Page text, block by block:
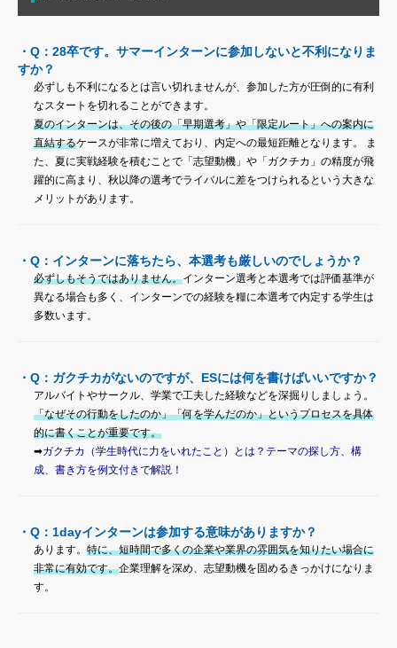
・Q：28卒です。サマーインターンに参加しないと不利になりま
すか？
必ずしも不利になるとは言い切れませんが、参加した方が圧倒的に有利
なスタートを切れることができます。
夏のインターンは、その後の「早期選考」や「限定ルート」への案内に
直結するケースが非常に増えており、内定への最短距離となります。 ま
た、夏に実戦経験を積むことで「志望動機」や「ガクチカ」の精度が飛
躍的に高まり、秋以降の選考でライバルに差をつけられるという大きな
メリットがあります。
・Q：インターンに落ちたら、本選考も厳しいのでしょうか？
必ずしもそうではありません。インターン選考と本選考では評価基準が
異なる場合も多く、インターンでの経験を糧に本選考で内定する学生は
多数います。
・Q：ガクチカがないのですが、ESには何を書けばいいですか？
アルバイトやサークル、学業で工夫した経験などを深掘りしましょう。
「なぜその行動をしたのか」「何を学んだのか」というプロセスを具体
的に書くことが重要です。
➡ガクチカ（学生時代に力をいれたこと）とは？テーマの探し方、構
成、書き方を例文付きで解説！
・Q：1dayインターンは参加する意味がありますか？
あります。 特に、短時間で多くの企業や業界の雰囲気を知りたい場合に
非常に有効です。企業理解を深め、志望動機を固めるきっかけになりま
す。